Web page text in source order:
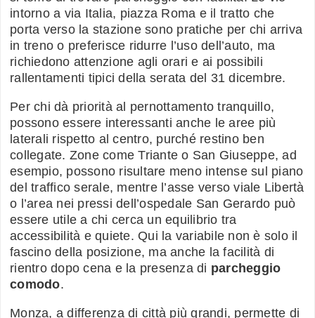
intorno a via Italia, piazza Roma e il tratto che
porta verso la stazione sono pratiche per chi arriva
in treno o preferisce ridurre l’uso dell’auto, ma
richiedono attenzione agli orari e ai possibili
rallentamenti tipici della serata del 31 dicembre.
Per chi dà priorità al pernottamento tranquillo,
possono essere interessanti anche le aree più
laterali rispetto al centro, purché restino ben
collegate. Zone come Triante o San Giuseppe, ad
esempio, possono risultare meno intense sul piano
del traffico serale, mentre l’asse verso viale Libertà
o l’area nei pressi dell’ospedale San Gerardo può
essere utile a chi cerca un equilibrio tra
accessibilità e quiete. Qui la variabile non è solo il
fascino della posizione, ma anche la facilità di
rientro dopo cena e la presenza di parcheggio
comodo.
Monza, a differenza di città più grandi, permette di